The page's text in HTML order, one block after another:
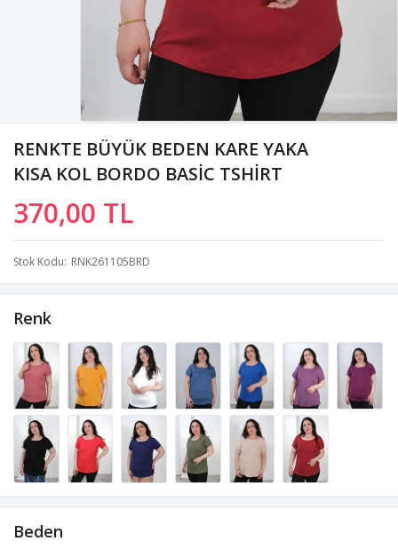
RENKTE BÜYÜK BEDEN KARE YAKA
KISA KOL BORDO BASİC TSHİRT
370,00 TL
Stok Kodu RNK261105BRD
Renk
Beden